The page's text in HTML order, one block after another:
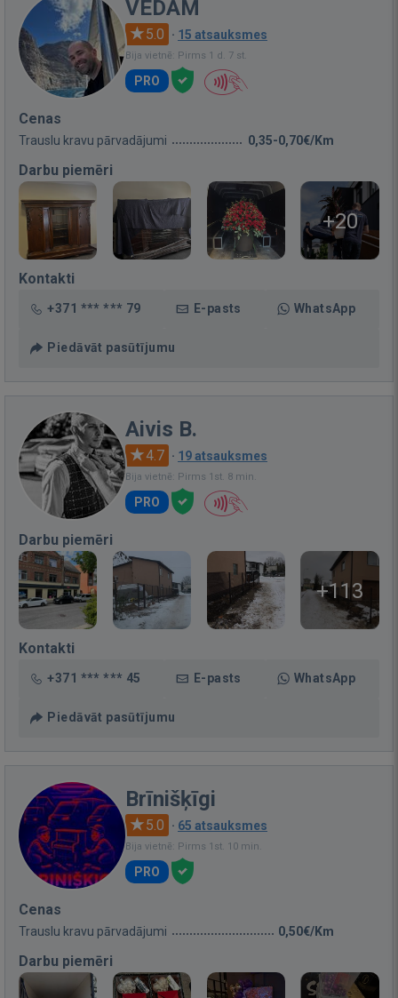
VEDAM
5.0 · 15 atsauksmes
Bija vietnē: Pirms 1 d. 7 st.
PRO
Cenas
Trauslu kravu pārvadājumi 0,35-0,70€/Km
Darbu piemēri
+20
Kontakti
+371 *** *** 79 E-pasts WhatsApp
Piedāvāt pasūtījumu
Aivis B.
4.7 · 19 atsauksmes
Bija vietnē: Pirms 1st. 8 min.
PRO
Darbu piemēri
+113
Kontakti
+371 *** *** 45 E-pasts WhatsApp
Piedāvāt pasūtījumu
Brīnišķīgi
5.0 · 65 atsauksmes
Bija vietnē: Pirms 1st. 10 min.
PRO
Cenas
Trauslu kravu pārvadājumi 0,50€/Km
Darbu piemēri